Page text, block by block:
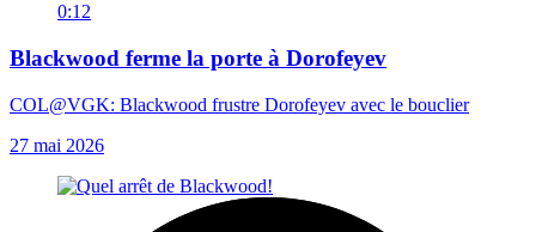
0:12
Blackwood ferme la porte à Dorofeyev
COL@VGK: Blackwood frustre Dorofeyev avec le bouclier
27 mai 2026